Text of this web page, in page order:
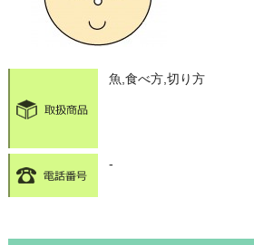
魚,食べ方,切り方
-